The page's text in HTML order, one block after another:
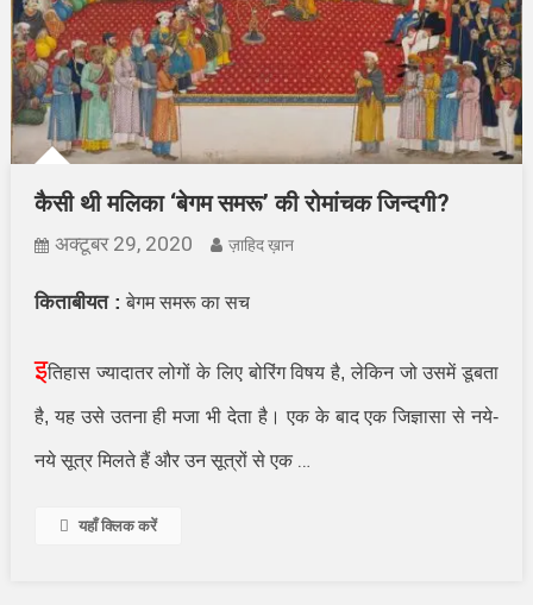
कैसी थी मलिका ‘बेगम समरू’ की रोमांचक जिन्दगी?
अक्टूबर 29, 2020 ज़ाहिद ख़ान
किताबीयत : बेगम समरू का सच
इतिहास ज्यादातर लोगों के लिए बोरिंग विषय है,लेकिन जो उसमें डूबता
है,यह उसे उतना ही मजा भी देता है। एक के बाद एक जिज्ञासा से नये-
नये सूत्र मिलते हैं और उन सूत्रों से एक …
यहाँ क्लिक करें